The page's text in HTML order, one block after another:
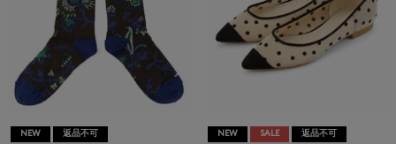
NEW 返品不可 NEW SALE 返品不可